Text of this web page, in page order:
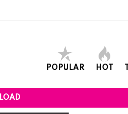
POPULAR HOT